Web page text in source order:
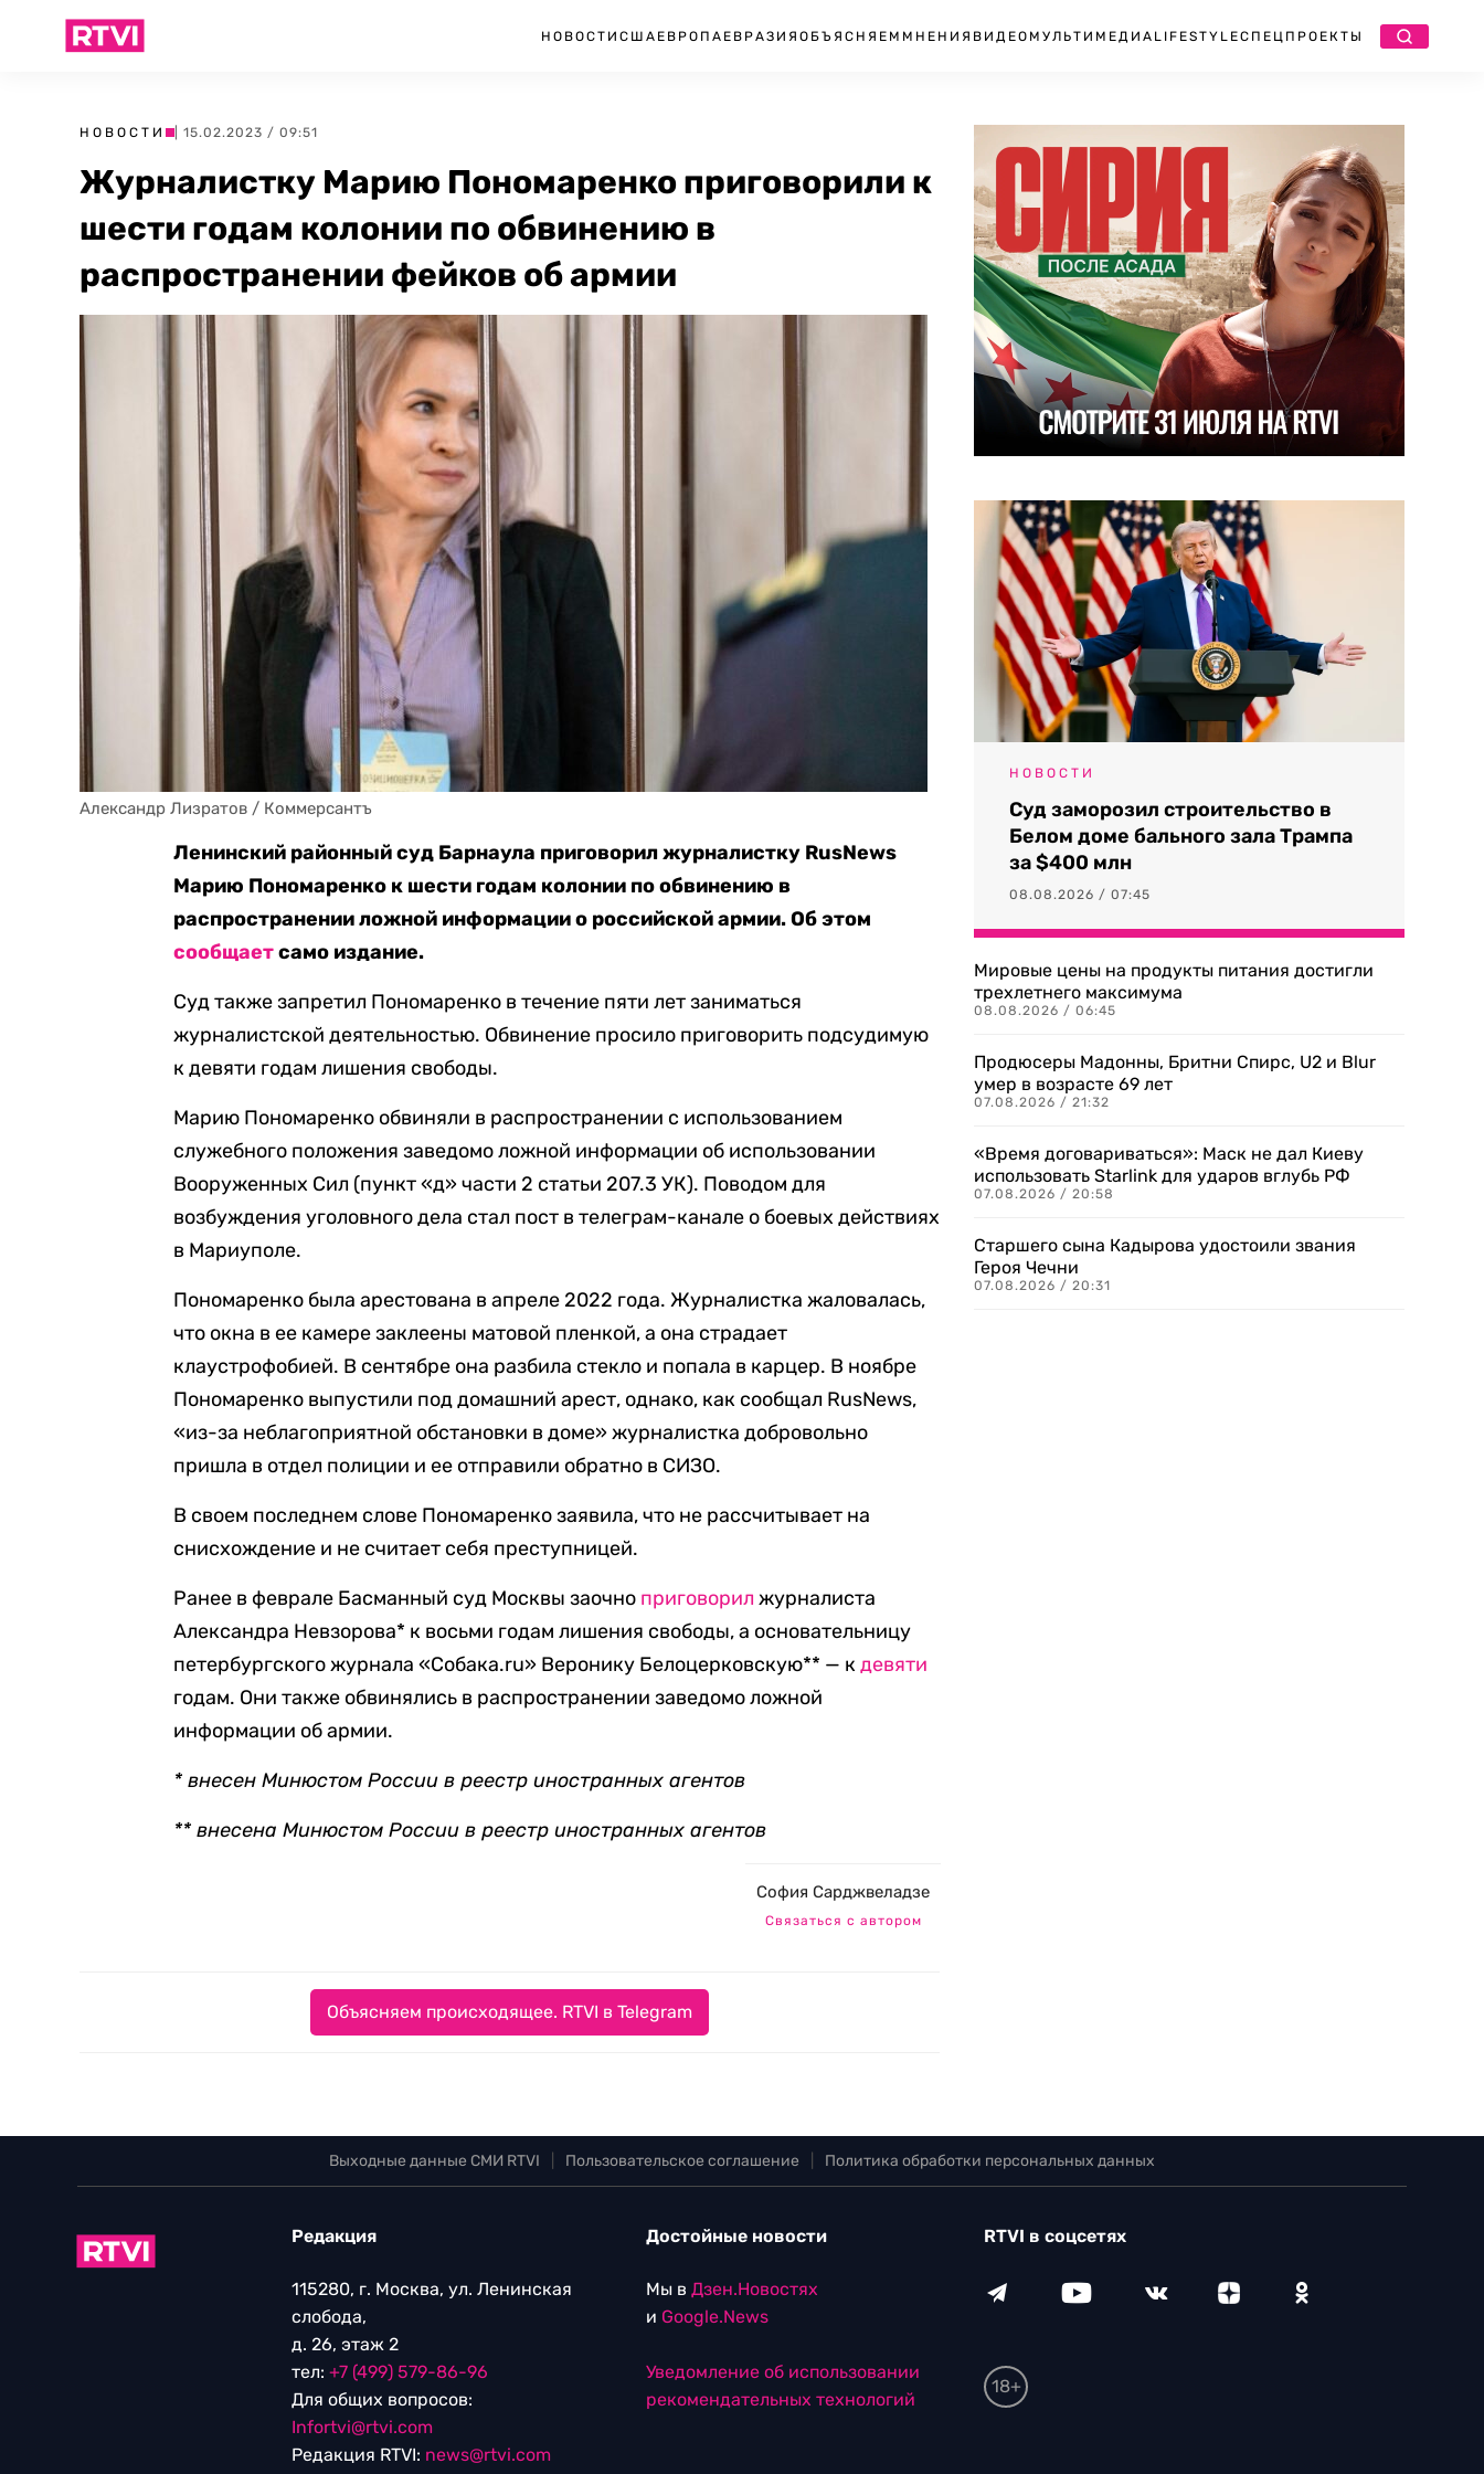
НОВОСТИ США ЕВРОПА ЕВРАЗИЯ ОБЪЯСНЯЕМ МНЕНИЯ ВИДЕО МУЛЬТИМЕДИА LIFESTYLEСПЕЦПРОЕКТЫ
НОВОСТИ | 15.02.2023 / 09:51
Журналистку Марию Пономаренко приговорили к
шести годам колонии по обвинению в
распространении фейков об армии
Александр Лизратов / Коммерсантъ
Ленинский районный суд Барнаула приговорил журналистку RusNews
Марию Пономаренко к шести годам колонии по обвинению в
распространении ложной информации о российской армии. Об этом
сообщаетсамо издание.
Суд также запретил Пономаренко в течение пяти лет заниматься
журналистской деятельностью. Обвинение просило приговорить подсудимую
к девяти годам лишения свободы.
Марию Пономаренко обвиняли в распространении с использованием
служебного положения заведомо ложной информации об использовании
Вооруженных Сил (пункт «д» части 2 статьи 207.3 УК). Поводом для
возбуждения уголовного дела стал пост в телеграм-канале о боевых действиях
в Мариуполе.
Пономаренко была арестована в апреле 2022 года. Журналистка жаловалась,
что окна в ее камере заклеены матовой пленкой, а она страдает
клаустрофобией. В сентябре она разбила стекло и попала в карцер. В ноябре
Пономаренко выпустили под домашний арест, однако, как сообщал RusNews,
«из-за неблагоприятной обстановки в доме» журналистка добровольно
пришла в отдел полиции и ее отправили обратно в СИЗО.
В своем последнем слове Пономаренко заявила, что не рассчитывает на
снисхождение и не считает себя преступницей.
Ранее в феврале Басманный суд Москвы заочно приговорил журналиста
Александра Невзорова* к восьми годам лишения свободы, а основательницу
петербургского журнала «Собака.ru» Веронику Белоцерковскую** — кдевяти
годам. Они также обвинялись в распространении заведомо ложной
информации об армии.
* внесен Минюстом России в реестр иностранных агентов
** внесена Минюстом России в реестр иностранных агентов
София Сарджвеладзе
Связаться с автором
Объясняем происходящее. RTVI в Telegram
НОВОСТИ
Суд заморозил строительство в
Белом доме бального зала Трампа
за $400 млн
08.08.2026 / 07:45
Мировые цены на продукты питания достигли
трехлетнего максимума
08.08.2026 / 06:45
Продюсеры Мадонны, Бритни Спирс, U2 и Blur
умер в возрасте 69 лет
07.08.2026 / 21:32
«Время договариваться»: Маск не дал Киеву
использовать Starlink для ударов вглубь РФ
07.08.2026 / 20:58
Старшего сына Кадырова удостоили звания
Героя Чечни
07.08.2026 / 20:31
Выходные данные СМИ RTVI Пользовательское соглашение Политика обработки персональных данных
Редакция
115280, г. Москва, ул. Ленинская
слобода,
д. 26, этаж 2
тел: +7 (499) 579-86-96
Для общих вопросов:
Infortvi@rtvi.com
Редакция RTVI: news@rtvi.com
Достойные новости
Мы в Дзен.Новостях
и Google.News
Уведомление об использовании
рекомендательных технологий
RTVI в соцсетях
18+